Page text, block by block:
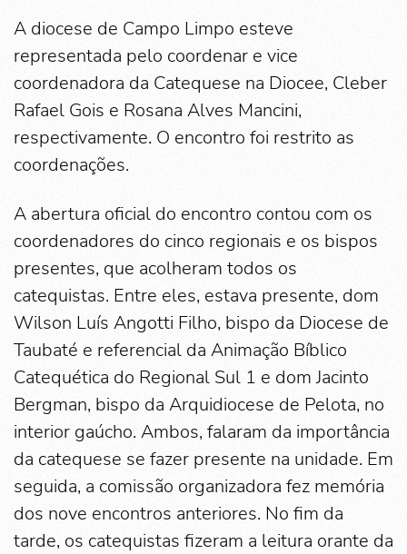
A diocese de Campo Limpo esteve
representada pelo coordenar e vice
coordenadora da Catequese na Diocee, Cleber
Rafael Gois e Rosana Alves Mancini,
respectivamente. O encontro foi restrito as
coordenações.
A abertura oficial do encontro contou com os
coordenadores do cinco regionais e os bispos
presentes, que acolheram todos os
catequistas. Entre eles, estava presente, dom
Wilson Luís Angotti Filho, bispo da Diocese de
Taubaté e referencial da Animação Bíblico
Catequética do Regional Sul 1 e dom Jacinto
Bergman, bispo da Arquidiocese de Pelota, no
interior gaúcho. Ambos, falaram da importância
da catequese se fazer presente na unidade. Em
seguida, a comissão organizadora fez memória
dos nove encontros anteriores. No fim da
tarde, os catequistas fizeram a leitura orante da